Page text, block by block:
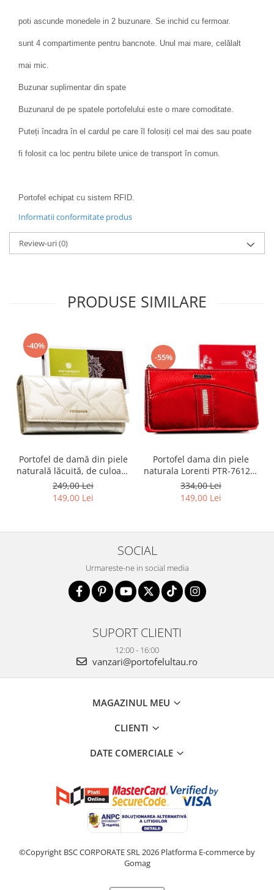
poti ascunde monedele in 2 buzunare. Se inchid cu fermoar.
sunt 4 compartimente pentru bancnote. Unul mai mare, celălalt
mai mic.
Buzunar suplimentar din spate
Buzunarul de pe spatele portofelului este o mare comoditate.
Puteți încadra în el cardul pe care îl folosiți cel mai des sau poate
fi folosit ca loc pentru bilete unice de transport în comun.
Portofel echipat cu sistem RFID.
Informatii conformitate produs
Review-uri(0)
PRODUSE SIMILARE
-40%
Portofel de damă din piele
naturală lăcuită, de culoare
bej, cu închidere cu capsă -
Peterson
249,00 Lei
149,00 Lei
-55%
Portofel dama din piele
naturala Lorenti PTR-76121-
MSD-9306 RE
334,00 Lei
149,00 Lei
SOCIAL
Urmareste-ne in social media
SUPORT CLIENTI
12:00 - 16:00
vanzari@portofelultau.ro
MAGAZINUL MEU
CLIENTI
DATE COMERCIALE
©Copyright BSC CORPORATE SRL 2026 Platforma E-commerce by
Gomag